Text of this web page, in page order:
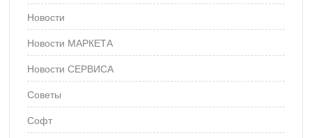
Новости
Новости МАРКЕТА
Новости СЕРВИСА
Советы
Софт